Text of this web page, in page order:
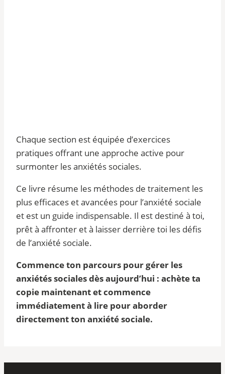
Chaque section est équipée d’exercices
pratiques offrant une approche active pour
surmonter les anxiétés sociales.
Ce livre résume les méthodes de traitement les
plus efficaces et avancées pour l’anxiété sociale
et est un guide indispensable. Il est destiné à toi,
prêt à affronter et à laisser derrière toi les défis
de l’anxiété sociale.
Commence ton parcours pour gérer les
anxiétés sociales dès aujourd’hui : achète ta
copie maintenant et commence
immédiatement à lire pour aborder
directement ton anxiété sociale.